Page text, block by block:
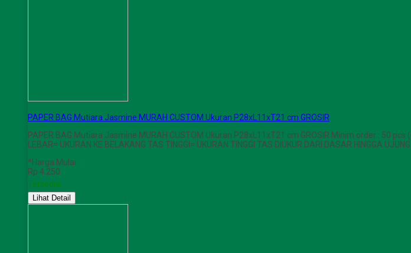
PAPER BAG Mutiara Jasmine MURAH CUSTOM Ukuran P28xL11xT21 cm GROSIR
PAPER BAG Mutiara Jasmine MURAH CUSTOM Ukuran P28xL11xT21 cm GROSIR Minim order : 50 pcs
LEBAR= UKURAN KE BELAKANG TAS TINGGI= UKURAN TINGGI TAS DIUKUR DARI DASAR HINGGA
*Harga Mulai
Rp 4.250
Tersedia
Lihat Detail